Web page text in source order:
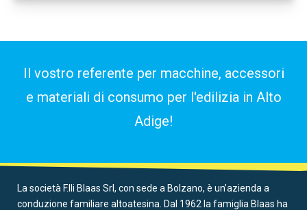
Il vostro referente per macchine, accessori
e materiali di consumo per l'edilizia in Alto
Adige!
La società F.lli Blaas Srl, con sede a Bolzano, è un’azienda a
conduzione familiare altoatesina. Dal 1962 la famiglia Blaas ha